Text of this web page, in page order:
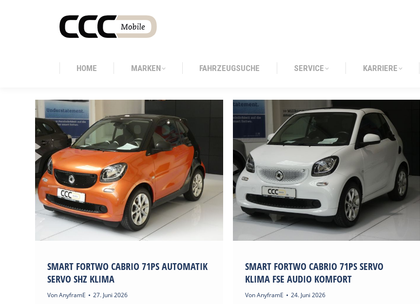
HOME MARKEN FAHRZEUGSUCHE SERVICE KARRIERE
SMART FORTWO CABRIO 71PS AUTOMATIK
SERVO SHZ KLIMA
VonAnyframE 27. Juni 2026
SMART FORTWO CABRIO 71PS SERVO
KLIMA FSE AUDIO KOMFORT
VonAnyframE 24. Juni 2026
HOME MARKEN